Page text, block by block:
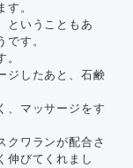
。
ということもあ
す。
ジしたあと、石鹸
、マッサージをす
クワランが配合さ
伸びてくれまし